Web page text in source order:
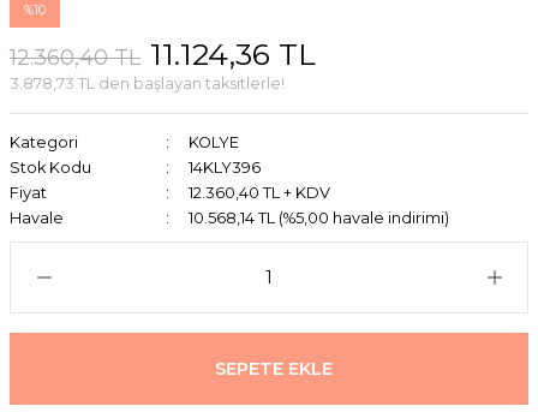
%10
12.360,40 TL 11.124,36 TL
3.878,73 TL den başlayan taksitlerle!
Kategori
KOLYE
Stok Kodu
14KLY396
Fiyat
12.360,40 TL + KDV
Havale
10.568,14 TL (%5,00 havale indirimi)
SEPETE EKLE